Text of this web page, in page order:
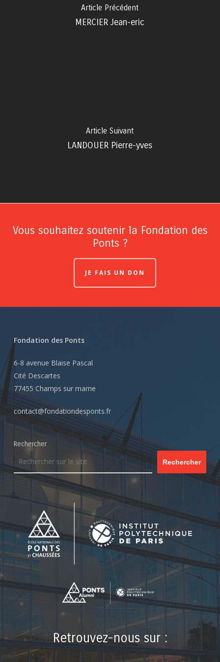
Article Précédent
MERCIER Jean-eric
Article Suivant
LANDOUER Pierre-yves
Vous souhaitez soutenir la Fondation des
Ponts ?
JE FAIS UN DON
Fondation des Ponts
6-8 avenue Blaise Pascal
Cité Descartes
77455 Champs sur marne
contact@fondationdesponts.fr
Rechercher
Rechercher
Retrouvez-nous sur :